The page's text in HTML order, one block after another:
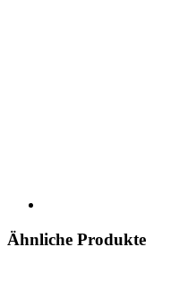
Ähnliche Produkte